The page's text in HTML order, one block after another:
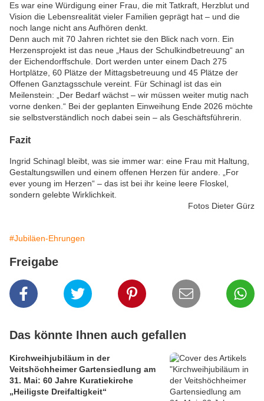
Es war eine Würdigung einer Frau, die mit Tatkraft, Herzblut und
Vision die Lebensrealität vieler Familien geprägt hat – und die
noch lange nicht ans Aufhören denkt.
Denn auch mit 70 Jahren richtet sie den Blick nach vorn. Ein
Herzensprojekt ist das neue „Haus der Schulkindbetreuung“ an
der Eichendorffschule. Dort werden unter einem Dach 275
Hortplätze, 60 Plätze der Mittagsbetreuung und 45 Plätze der
Offenen Ganztagsschule vereint. Für Schinagl ist das ein
Meilenstein: „Der Bedarf wächst – wir müssen weiter mutig nach
vorne denken.“ Bei der geplanten Einweihung Ende 2026 möchte
sie selbstverständlich noch dabei sein – als Geschäftsführerin.
Fazit
Ingrid Schinagl bleibt, was sie immer war: eine Frau mit Haltung,
Gestaltungswillen und einem offenen Herzen für andere. „For
ever young im Herzen“ – das ist bei ihr keine leere Floskel,
sondern gelebte Wirklichkeit.
Fotos Dieter Gürz
#Jubiläen-Ehrungen
Freigabe
Das könnte Ihnen auch gefallen
Kirchweihjubiläum in der
Veitshöchheimer Gartensiedlung am
31. Mai: 60 Jahre Kuratiekirche
„Heiligste Dreifaltigkeit“